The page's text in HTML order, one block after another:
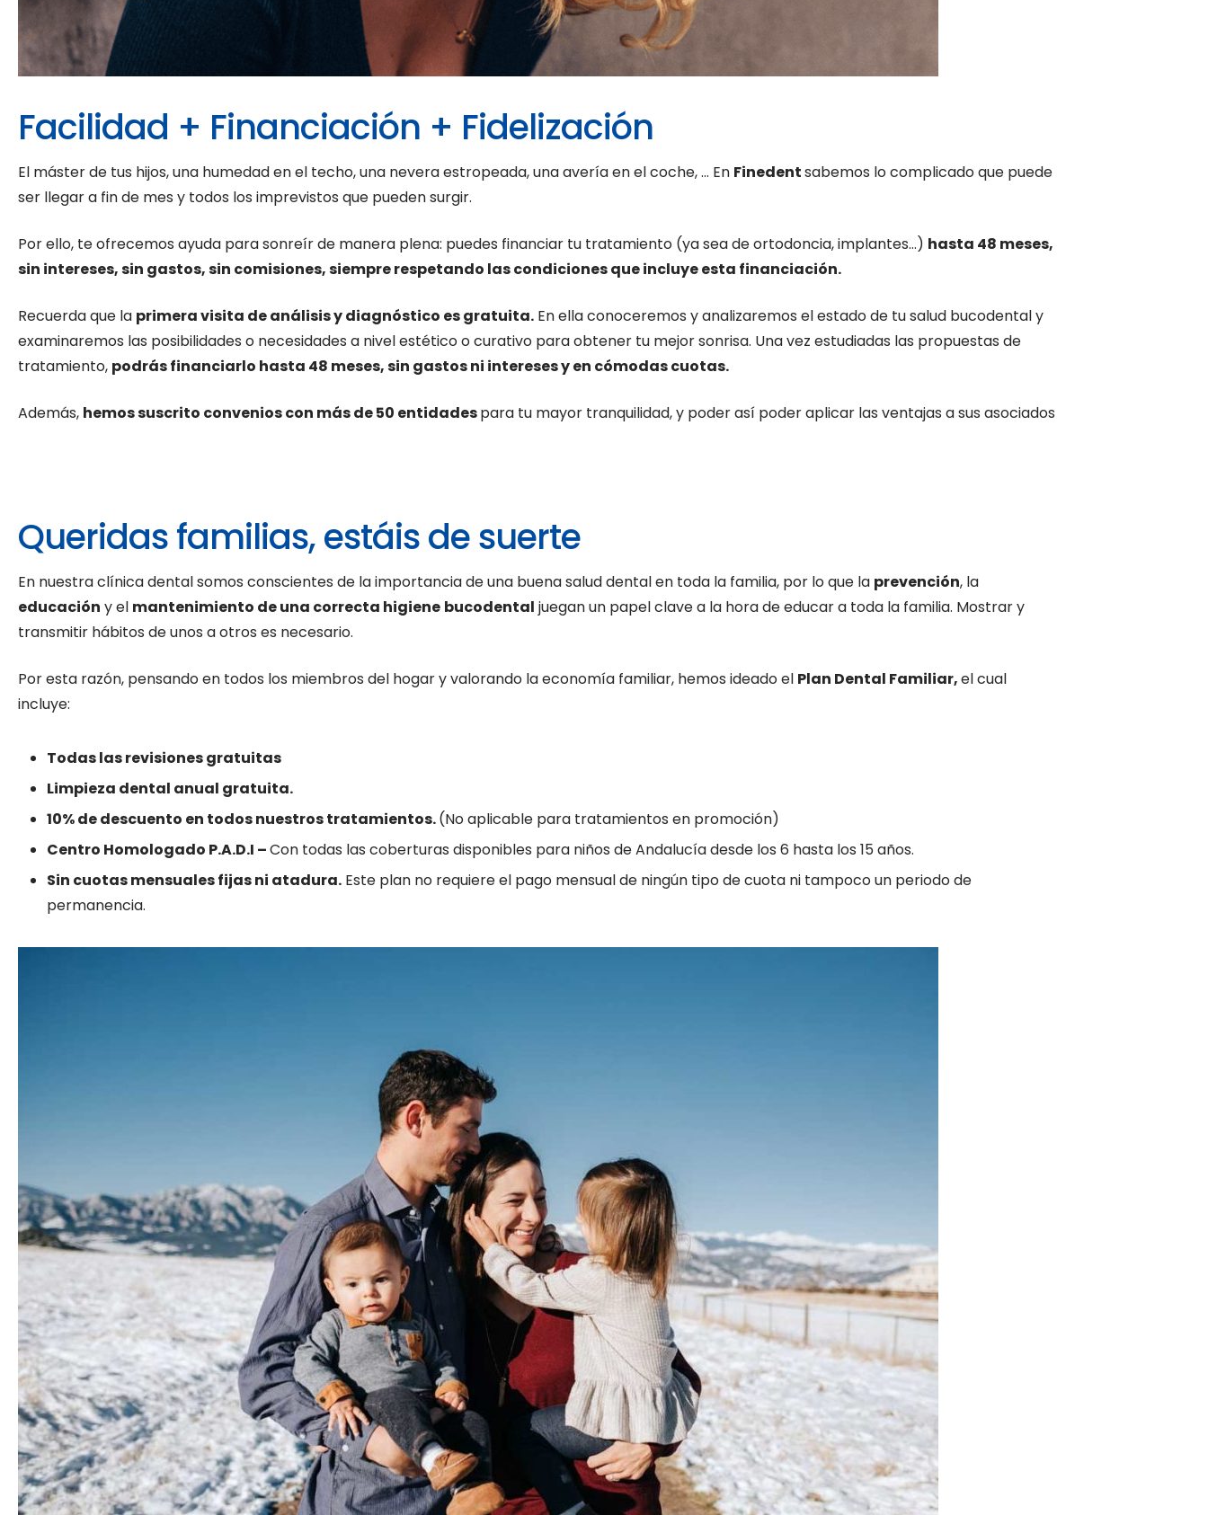
Facilidad + Financiación + Fidelización
El máster de tus hijos, una humedad en el techo, una nevera estropeada, una avería en el coche, … En Finedentsabemos lo complicado que puede
ser llegar a fin de mes y todos los imprevistos que pueden surgir.
Por ello, te ofrecemos ayuda para sonreír de manera plena: puedes financiar tu tratamiento (ya sea de ortodoncia, implantes…) hasta 48 meses,
sin intereses, sin gastos, sin comisiones, siempre respetando las condiciones que incluye esta financiación.
Recuerda que la primera visita de análisis y diagnóstico es gratuita. En ella conoceremos y analizaremos el estado de tu salud bucodental y
examinaremos las posibilidades o necesidades a nivel estético o curativo para obtener tu mejor sonrisa. Una vez estudiadas las propuestas de
tratamiento, podrás financiarlo hasta 48 meses, sin gastos ni intereses y en cómodas cuotas.
Además, hemos suscrito convenios con más de 50 entidadespara tu mayor tranquilidad, y poder así poder aplicar las ventajas a sus asociados
Queridas familias, estáis de suerte
En nuestra clínica dental somos conscientes de la importancia de una buena salud dental en toda la familia, por lo que la prevención, la
educación y el mantenimiento de una correcta higiene bucodental juegan un papel clave a la hora de educar a toda la familia. Mostrar y
transmitir hábitos de unos a otros es necesario.
Por esta razón, pensando en todos los miembros del hogar y valorando la economía familiar, hemos ideado el Plan Dental Familiar,el cual
incluye:
Todas las revisiones gratuitas
Limpieza dental anual gratuita.
10% de descuento en todos nuestros tratamientos.(No aplicable para tratamientos en promoción)
Centro Homologado P.A.D.I –Con todas las coberturas disponibles para niños de Andalucía desde los 6 hasta los 15 años.
Sin cuotas mensuales fijas ni atadura. Este plan no requiere el pago mensual de ningún tipo de cuota ni tampoco un periodo de
permanencia.